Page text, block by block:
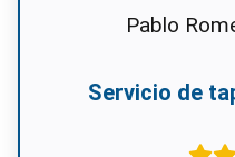
Pablo
Servicio de